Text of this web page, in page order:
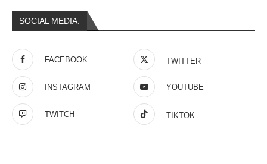
SOCIAL MEDIA:
FACEBOOK TWITTER
INSTAGRAM YOUTUBE
TWITCH TIKTOK